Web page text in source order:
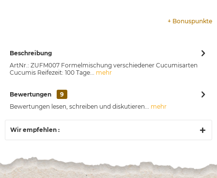
+ Bonuspunkte
Beschreibung
ArtNr.: ZUFM007 Formelmischung verschiedener Cucumisarten
Cucumis Reifezeit: 100 Tage... mehr
Bewertungen
9
Bewertungen lesen, schreiben und diskutieren... mehr
Wir empfehlen :